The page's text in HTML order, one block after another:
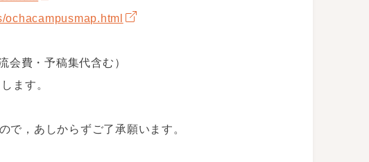
会費・予稿集代含む）
ます。
，あしからずご了承願います。